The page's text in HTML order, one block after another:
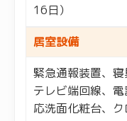
16日）
居室設備
緊急通報装置、寝
テレビ端回線、
応洗面化粧台、